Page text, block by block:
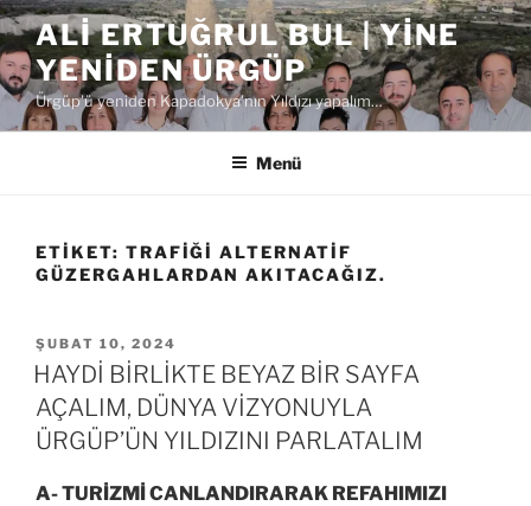
İçeriğe
geç ALI ERTUĞRUL BUL | YINE
YENIDEN ÜRGÜP
Ürgüp'ü yeniden Kapadokya'nın Yıldızı yapalım…
Menü
ETIKET: TRAFIĞI ALTERNATIF
GÜZERGAHLARDAN AKITACAĞIZ.
YAYIM
TARIHI
ŞUBAT 10, 2024
HAYDİ BİRLİKTE BEYAZ BİR SAYFA
AÇALIM, DÜNYA VİZYONUYLA
ÜRGÜP’ÜN YILDIZINI PARLATALIM
A-TURİZMİ CANLANDIRARAK REFAHIMIZI